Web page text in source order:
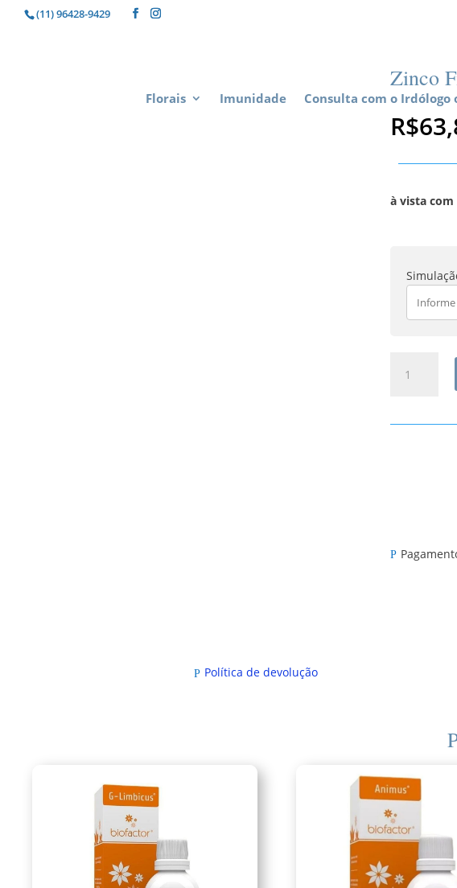
(11) 96428-9429
Florais Imunidade Consulta com o Irdólogo
Zinco
R$
à vista com
Fisioquantic
P
P Política de devolução